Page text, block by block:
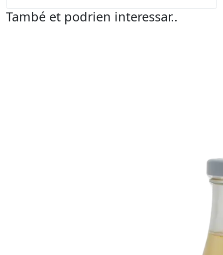
També et podrien interessar..